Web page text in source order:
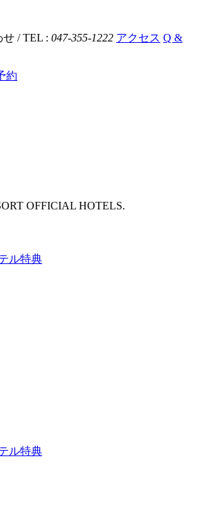
/ TEL : 047-355-1222 アクセス Q &
約
OFFICIAL HOTELS.
ル特典
ル特典